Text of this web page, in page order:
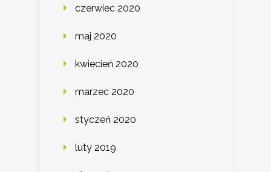
czerwiec 2020
maj 2020
kwiecień 2020
marzec 2020
styczeń 2020
luty 2019